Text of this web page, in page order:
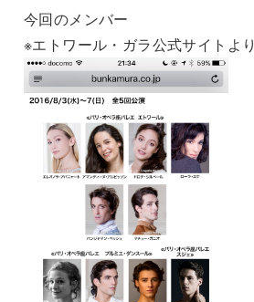
今回のメンバー
※エトワール・ガラ公式サイトより